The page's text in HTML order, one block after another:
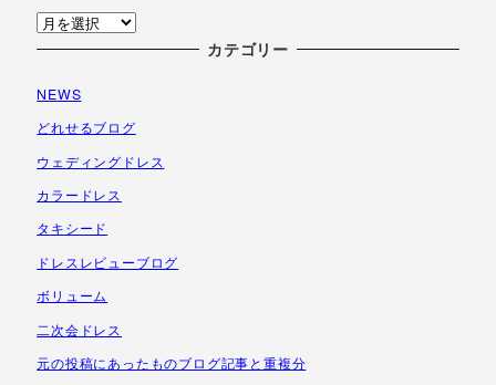
ア
ー
イ
ブ
カテゴリー
NEWS
どれせるブログ
ウェディングドレス
カラードレス
タキシード
ドレスレビューブログ
ボリューム
二次会ドレス
元の投稿にあったものブログ記事と重複分